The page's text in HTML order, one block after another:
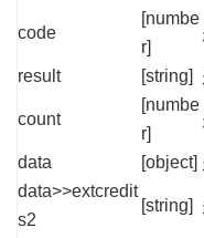
code
[numbe
r]
result [string]
count
[numbe
r]
data [object]
data>>extcredit
s2
[string]